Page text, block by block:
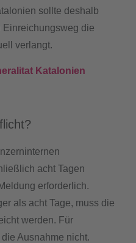
sollte deshalb
Einreichungsweg die
verlangt.
Katalonien
acht Tagen
erforderlich.
als acht Tage, muss die
werden. Für
Ausnahme nicht.